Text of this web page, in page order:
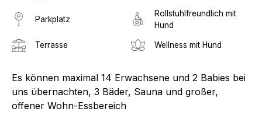
Parkplatz
Rollstuhlfreundlich mit
Hund
Terrasse Wellness mit Hund
Es können maximal 14 Erwachsene und 2 Babies bei
uns übernachten, 3 Bäder, Sauna und großer,
offener Wohn-Essbereich